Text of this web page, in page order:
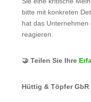
bitte mit konkreten
hat das
reagieren.
🤝 Teilen Sie Ihre
Hüttig & Töpfer GbR